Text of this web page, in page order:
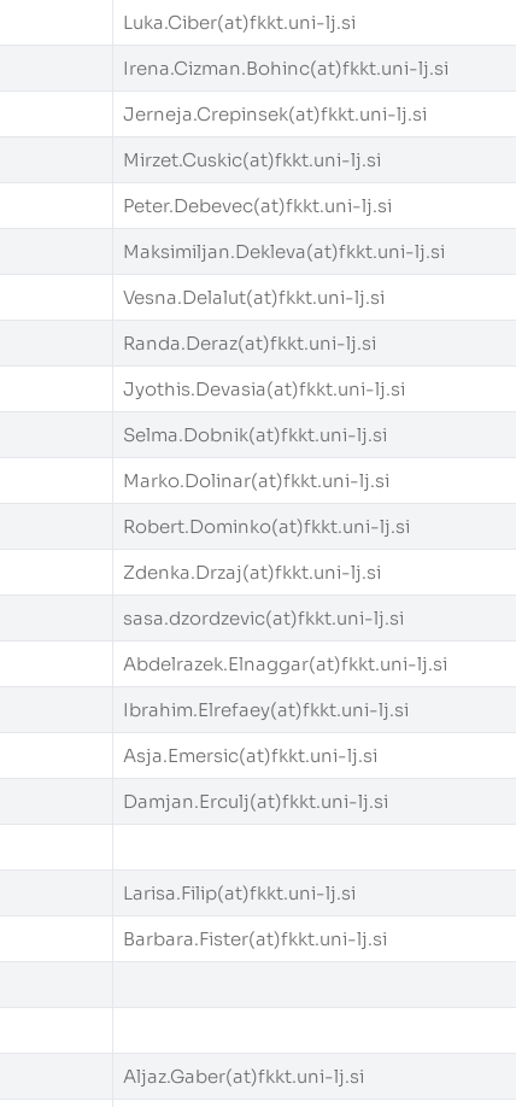
Luka.Ciber(at)fkkt.uni-lj.si
Irena.Cizman.Bohinc(at)fkkt.uni-lj.si
Jerneja.Crepinsek(at)fkkt.uni-lj.si
Mirzet.Cuskic(at)fkkt.uni-lj.si
Peter.Debevec(at)fkkt.uni-lj.si
Maksimiljan.Dekleva(at)fkkt.uni-lj.si
Vesna.Delalut(at)fkkt.uni-lj.si
Randa.Deraz(at)fkkt.uni-lj.si
Jyothis.Devasia(at)fkkt.uni-lj.si
Selma.Dobnik(at)fkkt.uni-lj.si
Marko.Dolinar(at)fkkt.uni-lj.si
Robert.Dominko(at)fkkt.uni-lj.si
Zdenka.Drzaj(at)fkkt.uni-lj.si
sasa.dzordzevic(at)fkkt.uni-lj.si
Abdelrazek.Elnaggar(at)fkkt.uni-lj.si
Ibrahim.Elrefaey(at)fkkt.uni-lj.si
Asja.Emersic(at)fkkt.uni-lj.si
Damjan.Erculj(at)fkkt.uni-lj.si
Larisa.Filip(at)fkkt.uni-lj.si
Barbara.Fister(at)fkkt.uni-lj.si
Aljaz.Gaber(at)fkkt.uni-lj.si